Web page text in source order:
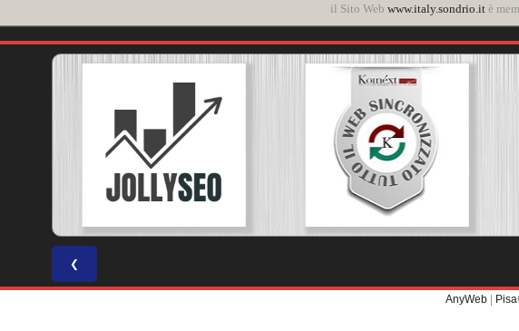
il Sito Web www.italy.sondrio.itè
❮
AnyWeb | Pisa